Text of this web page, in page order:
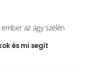
és mi segít